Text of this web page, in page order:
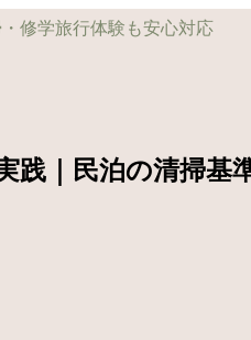
践｜民泊の清掃